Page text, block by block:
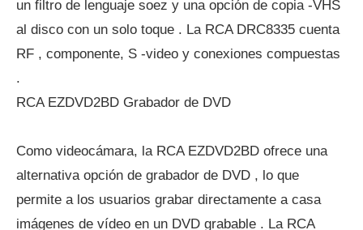
un filtro de lenguaje soez y una opción de copia -VHS
al disco con un solo toque . La RCA DRC8335 cuenta
RF , componente, S -video y conexiones compuestas
.
RCA EZDVD2BD Grabador de DVD
Como videocámara, la RCA EZDVD2BD ofrece una
alternativa opción de grabador de DVD , lo que
permite a los usuarios grabar directamente a casa
imágenes de vídeo en un DVD grabable . La RCA